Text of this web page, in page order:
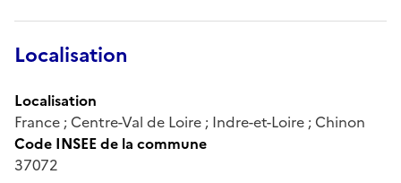
Localisation
Localisation
France ; Centre-Val de Loire ; Indre-et-Loire ; Chinon
Code INSEE de la commune
37072